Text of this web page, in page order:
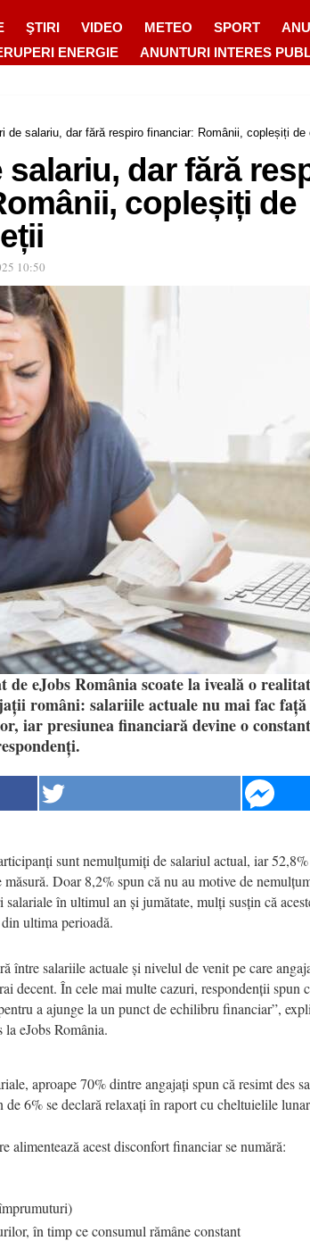
ŞTIRI VIDEO METEO SPORT
ENERGIE
ANUNTURI INTERES
de salariu, dar fără respiro financiar: Românii, copleșiți
salariu, dar fără
copleșiți de
10:50
de eJobs România scoate la iveală o
români: salariile actuale nu mai fac
iar presiunea financiară devine o
sunt nemulțumiți de salariul actual, iar 52,8%
Doar 8,2% spun că nu au motive de
în ultimul an și jumătate, mulți susțin că
ultima perioadă.
între salariile actuale și nivelul de venit pe care
decent. În cele mai multe cazuri, respondenții spun
a ajunge la un punct de echilibru financiar”,
eJobs România.
aproape 70% dintre angajați spun că resimt des
6% se declară relaxați în raport cu cheltuielile
alimentează acest disconfort financiar se numără:
în timp ce consumul rămâne constant